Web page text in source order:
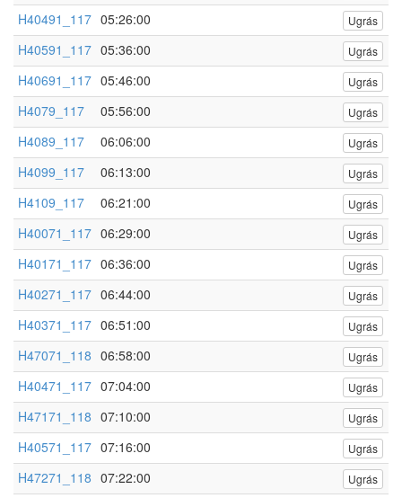
H40491_117 05:26:00 Ugrás
H40591_117 05:36:00 Ugrás
H40691_117 05:46:00 Ugrás
H4079_117 05:56:00 Ugrás
H4089_117 06:06:00 Ugrás
H4099_117 06:13:00 Ugrás
H4109_117 06:21:00 Ugrás
H40071_117 06:29:00 Ugrás
H40171_117 06:36:00 Ugrás
H40271_117 06:44:00 Ugrás
H40371_117 06:51:00 Ugrás
H47071_118 06:58:00 Ugrás
H40471_117 07:04:00 Ugrás
H47171_118 07:10:00 Ugrás
H40571_117 07:16:00 Ugrás
H47271_118 07:22:00 Ugrás